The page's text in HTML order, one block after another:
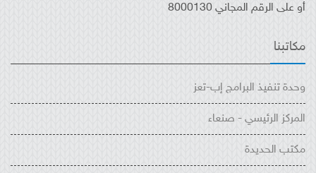
أو على الرقم المجاني 8000130
مكاتبنا
وحدة تنفيذ البرامج إب-تعز
المركز الرئيسي - صنعاء
مكتب الحديدة